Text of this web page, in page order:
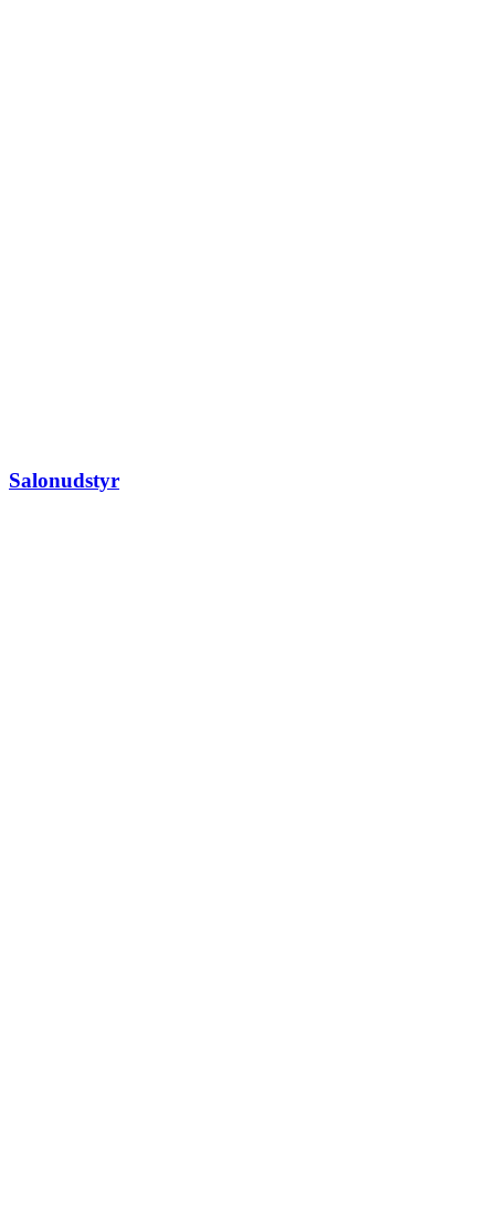
Salonudstyr